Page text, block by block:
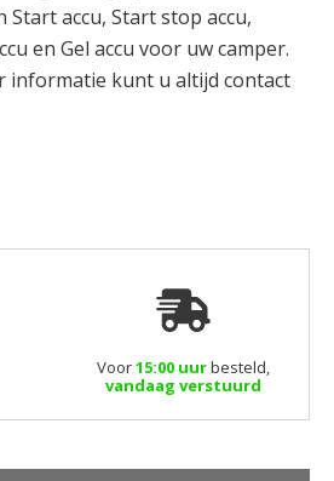
Start accu, Start stop accu,
en Gel accu voor uw camper.
informatie kunt u altijd contact
Voor15:00 uurbesteld,
vandaag verstuurd